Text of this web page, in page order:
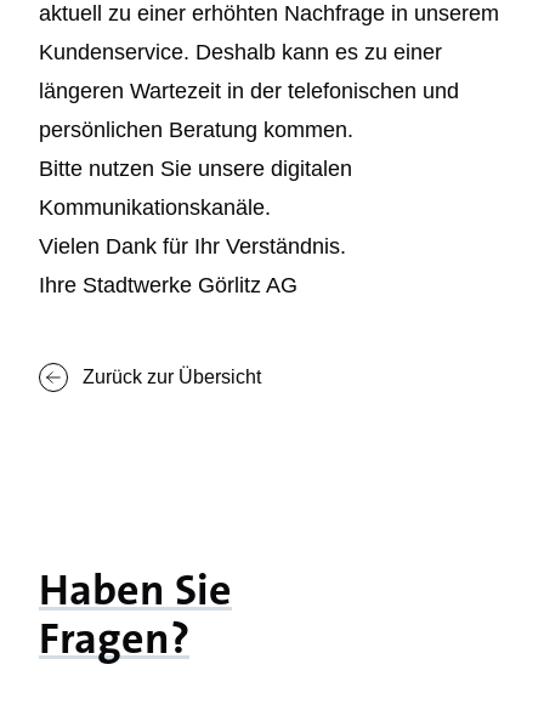
aktuell zu einer erhöhten Nachfrage in unserem
Kundenservice. Deshalb kann es zu einer
längeren Wartezeit in der telefonischen und
persönlichen Beratung kommen.
Bitte nutzen Sie unsere digitalen
Kommunikationskanäle.
Vielen Dank für Ihr Verständnis.
Ihre Stadtwerke Görlitz AG
Zurück zur Übersicht
Haben Sie
Fragen?